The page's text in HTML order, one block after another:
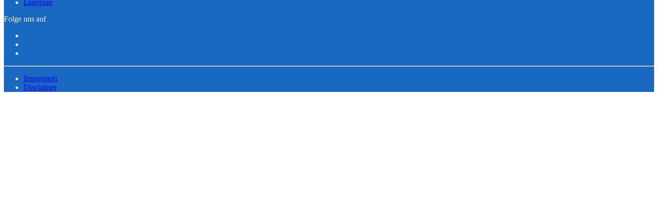
Lageplan
Folge uns auf
Impressum
Disclaimer